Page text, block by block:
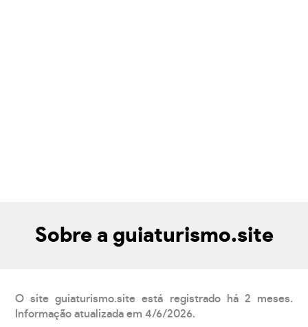
Sobre a guiaturismo.site
O site guiaturismo.site está registrado há 2 meses.
Informação atualizada em 4/6/2026.